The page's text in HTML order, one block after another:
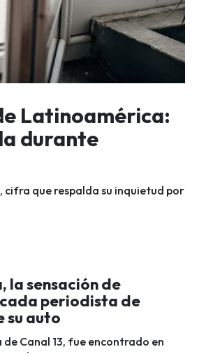
Latinoamérica:
durante
cifra que respalda su inquietud por
la sensación de
periodista de
su auto
Canal 13, fue encontrado en